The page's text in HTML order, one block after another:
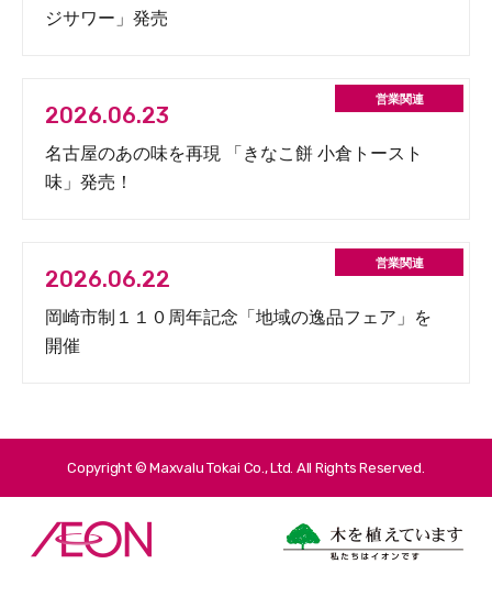
ジサワー」発売
2026.06.23
名古屋のあの味を再現 「きなこ餅 小倉トースト
味」発売！
2026.06.22
岡崎市制１１０周年記念「地域の逸品フェア」を
開催
Copyright © Maxvalu Tokai Co., Ltd. All Rights Reserved.